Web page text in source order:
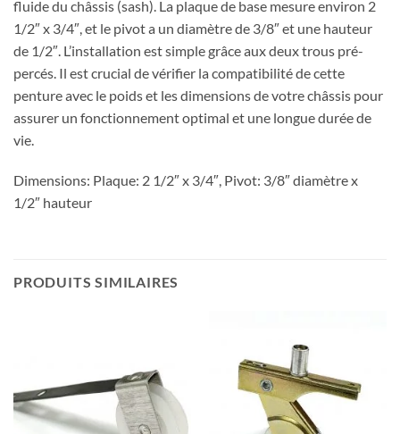
fluide du châssis (sash). La plaque de base mesure environ 2
1/2″ x 3/4″, et le pivot a un diamètre de 3/8″ et une hauteur
de 1/2″. L’installation est simple grâce aux deux trous pré-
percés. Il est crucial de vérifier la compatibilité de cette
penture avec le poids et les dimensions de votre châssis pour
assurer un fonctionnement optimal et une longue durée de
vie.
Dimensions: Plaque: 2 1/2″ x 3/4″, Pivot: 3/8″ diamètre x
1/2″ hauteur
PRODUITS SIMILAIRES